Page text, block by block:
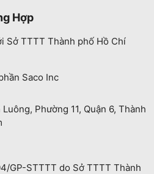
Hợp
Sở TTTT Thành phố Hồ Chí
Saco Inc
Phường 11, Quận 6, Thành
GP-STTTT do Sở TTTT Thành